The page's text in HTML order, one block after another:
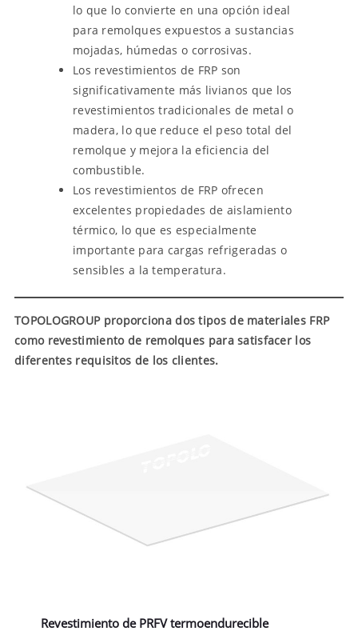
lo que lo convierte en una opción ideal
para remolques expuestos a sustancias
mojadas, húmedas o corrosivas.
Los revestimientos de FRP son
significativamente más livianos que los
revestimientos tradicionales de metal o
madera, lo que reduce el peso total del
remolque y mejora la eficiencia del
combustible.
Los revestimientos de FRP ofrecen
excelentes propiedades de aislamiento
térmico, lo que es especialmente
importante para cargas refrigeradas o
sensibles a la temperatura.
TOPOLOGROUP proporciona dos tipos de materiales FRP
como revestimiento de remolques para satisfacer los
diferentes requisitos de los clientes.
Revestimiento de PRFV termoendurecible